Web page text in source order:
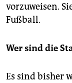
vorzuweisen.
Fußball.
Wer sind die
Es sind bisher